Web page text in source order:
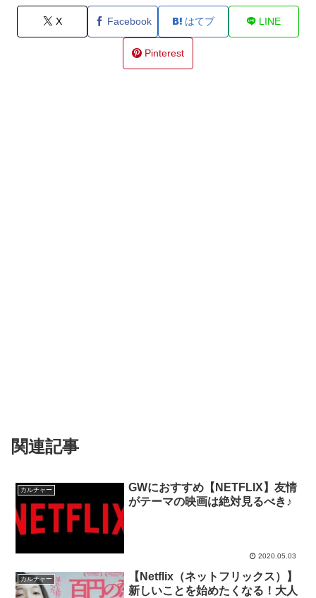
X Facebook はてブ LINE
Pinterest
関連記事
カルチャー
GWにおすすめ【NETFLIX】友情
がテーマの映画は絶対見るべき♪
2020.05.03
カルチャー
【Netflix（ネットフリックス）】
新しいことを始めたくなる！大人